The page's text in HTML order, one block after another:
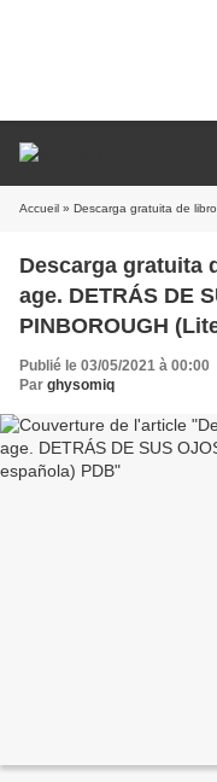
Accueil » Descarga gratuita de libros electrónicos
Descarga gratuita
age. DETRÁS DE
PINBOROUGH
Publié le 03/05/2021 à 00:00
Par ghysomiq